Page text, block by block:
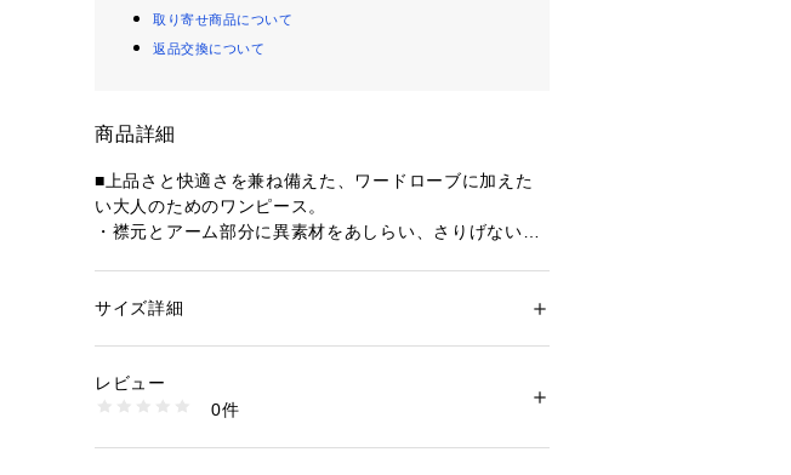
取り寄せ商品について
返品交換について
商品詳細
■上品さと快適さを兼ね備えた、ワードローブに加えた
い大人のためのワンピース。
・襟元とアーム部分に異素材をあしらい、さりげないア
印象に仕上げます。
・ゆったりとしたシルエットで締め付け感がなく、リラ
クシーな着心地も魅力。伸縮性のある素材に加え、ポケ
性別：レディース
   配色 再生繊維（セルロース）：100％
原産国 | 中国
サイズ詳細
レビュー
0件